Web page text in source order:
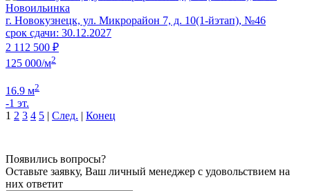
Новоильинка
г. Новокузнецк, ул. Микрорайон 7, д. 10(1-йэтап), №46
срок сдачи: 30.12.2027
2 112 500 ₽
125 000/м2
16.9 м2
-1 эт.
1 2 3 4 5 | След. | Конец
Появились вопросы?
Оставьте заявку, Ваш личный менеджер с удовольствием на
них ответит